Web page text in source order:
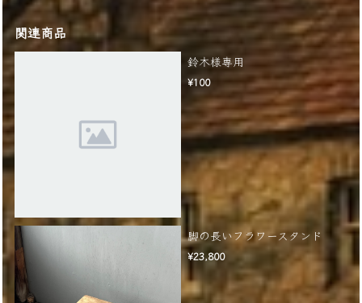
関連商品
鈴木様専用
¥100
脚の長いフラワースタンド
¥23,800